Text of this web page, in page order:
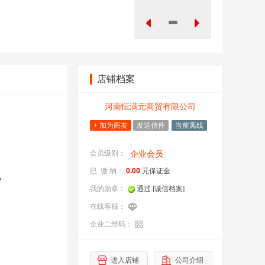
店铺档案
河南恒满元商贸有限公司
+ 加为商友 发送信件 当前离线
会员级别： 企业会员
已 缴 纳： 0.00 元保证金
我的勋章： 通过 [诚信档案]
在线客服：
企业二维码：
企
进入店铺 公司介绍